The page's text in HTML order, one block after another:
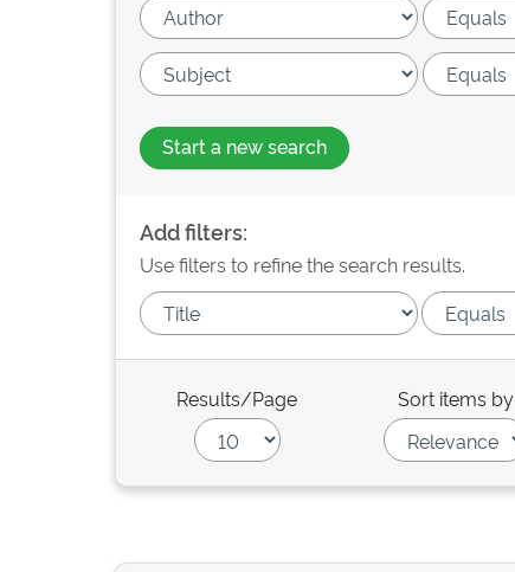
Start a new search
Add filters:
Use filters to refine the search results.
Results/Page Sort items by